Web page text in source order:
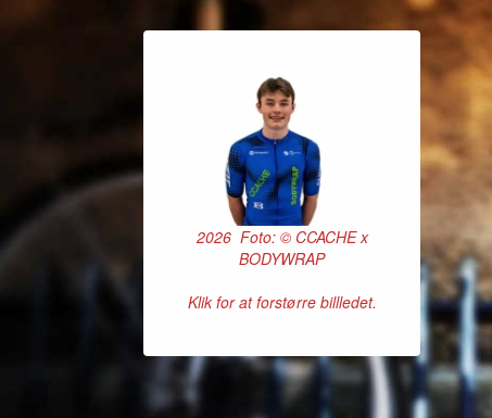
2026 Foto: © CCACHE x
BODYWRAP
Klik for at forstørre billledet.